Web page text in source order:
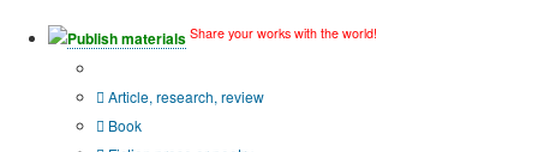
Publish materials Share your works with the world!
Article, research, review
Book